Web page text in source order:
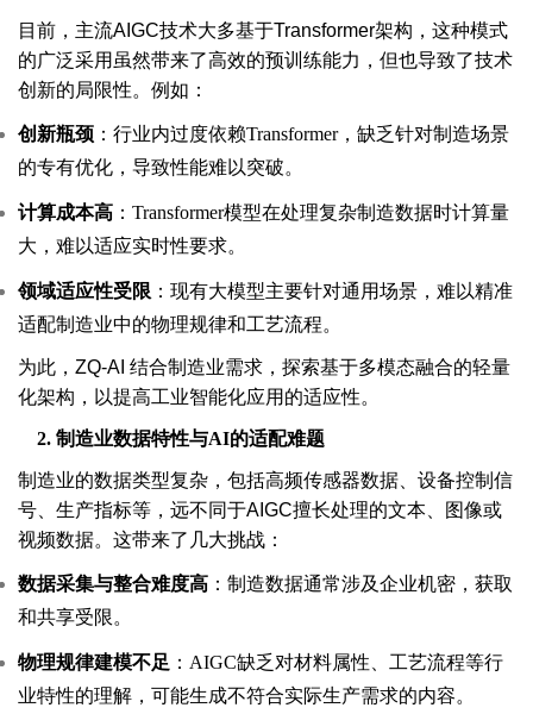
目前，主流AIGC技术大多基于Transformer架构，这种模式
的广泛采用虽然带来了高效的预训练能力，但也导致了技术
创新的局限性。例如：
创新瓶颈 ：行业内过度依赖Transformer，缺乏针对制造场景
的专有优化，导致性能难以突破。
计算成本高 ：Transformer模型在处理复杂制造数据时计算量
大，难以适应实时性要求。
领域适应性受限 ：现有大模型主要针对通用场景，难以精准
适配制造业中的物理规律和工艺流程。
为此，ZQ-AI 结合制造业需求，探索基于多模态融合的轻量
化架构，以提高工业智能化应用的适应性。
2. 制造业数据特性与AI的适配难题
制造业的数据类型复杂，包括高频传感器数据、设备控制信
号、生产指标等，远不同于AIGC擅长处理的文本、图像或
视频数据。这带来了几大挑战：
数据采集与整合难度高 ：制造数据通常涉及企业机密，获取
和共享受限。
物理规律建模不足 ：AIGC缺乏对材料属性、工艺流程等行
业特性的理解，可能生成不符合实际生产需求的内容。